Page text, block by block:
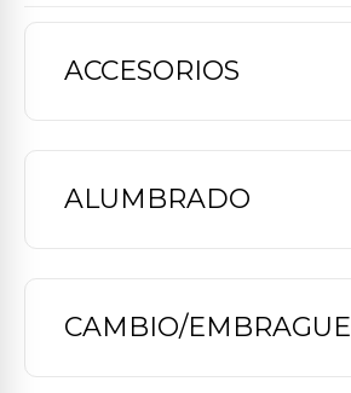
ACCESORIOS
ALUMBRADO
CAMBIO/EMBRAGUE